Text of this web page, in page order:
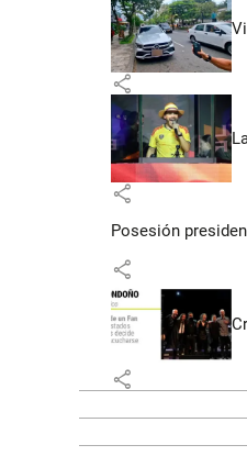
share
share
Posesión
share
share